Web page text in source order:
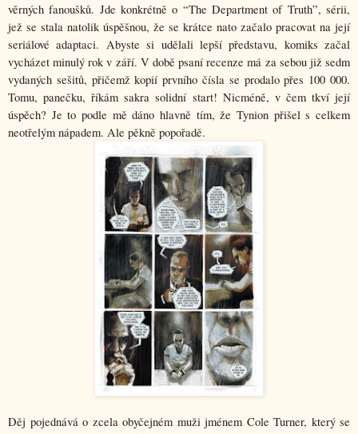
věrných fanoušků. Jde konkrétně o “The Department of Truth”, sérii,
jež se stala natolik úspěšnou, že se krátce nato začalo pracovat na její
seriálové adaptaci. Abyste si udělali lepší představu, komiks začal
vycházet minulý rok v září. V době psaní recenze má za sebou již sedm
vydaných sešitů, přičemž kopií prvního čísla se prodalo přes 100 000.
Tomu, panečku, říkám sakra solidní start! Nicméně, v čem tkví její
úspěch? Je to podle mě dáno hlavně tím, že Tynion přišel s celkem
neotřelým nápadem. Ale pěkně popořadě.
Děj pojednává o zcela obyčejném muži jménem Cole Turner, který se